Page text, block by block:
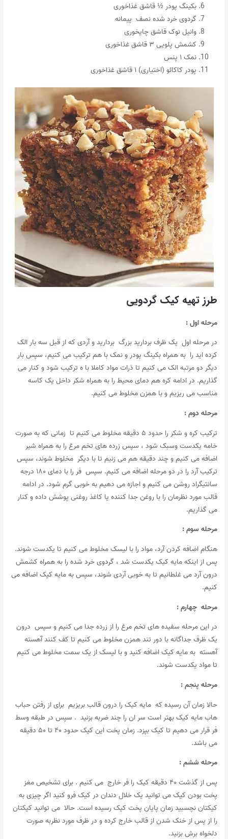
بکینگ پودر ½ قاشق غذاخوری
گردوی خرد شده نصف پیمانه
وانیل نوک قاشق چایخوری
کشمش پلویی ۳ قاشق غذاخوری
نمک ۱ پنس
پودر کاکائو (اختیاری) ۱ قاشق غذاخوری
طرز تهیه کیک گردویی
مرحله اول :
در مرحله اول یک ظرف بردارید بزرگ بردارید و آردی که از قبل سه بار الک
کرده اید را به همراه بکینگ پودر و نمک با هم ترکیب می کنیم، سپس بار
دیگر دو مرتبه الک می کنیم تا ذرات مواد کاملا با ه ترکیب شود و کنار می
گذاریم. در ادامه کره هم دمای محیط را به همراه شکر داخل یک کاسه
مناسب می ریزیم و با همزن مخلوط می کنیم.
مرحله دوم :
ترکیب کره و شکر را حدود ۵ دقیقه مخلوط می کنیم تا زمانی که به صورت
خامه یکدست وسبک شود ، سپس زرده های تخم مرغ را به همراه شیر
اضافه می کنیم و چند دقیقه هم می زنیم تا با دیگر مخلوط شوند، سپس
ترکیب آرد را در دو مرحله اضافه می کنیم. سپس
فر را با دمای ۱۸۰ درجه
سانتیگراد روشن می کنیم و اجازه می دهیم به خوبی گرم شود. در ادامه
قالب مورد نظرمان را با روغن جدا کننده یا کاغذ روغنی پوشش داده و کنار
می گذاریم.
مرحله سوم :
هنگام اضافه کردن آرد، مواد را با لیسک مخلوط می کنیم تا یکدست شوند.
پس از اینکه مایه کیک یکدست شد ، گردوی خرد شده را به همراه کشمش
درون آرد می غلطانیم تا به خوبی آردی شوند، سپس به مایه کیک اضافه می
کنیم.
مرحله چهارم :
در این مرحله سفیده های تخم مرغ را از زرده جدا می کنیم و سپس درون
یک ظرف جداگانه با دور تند همزن مخلوط می کنیم تا کف کنند آهسته
آهسته به مایه کیک اضافه کنید و با لیسک از یک سمت مخلوط می کنیم
تا مواد یکدست شوند.
مرحله پنجم :
حالا زمان آن رسیده که مایه کیک را درون قالب بریزیم برای از رفتن حباب
هاب مایه کیک بهتر است سر ان را چند ضربه بزنید . سپس در طبقه وسط
فر قرار می دهیم تا کیک بپزد. زمان پخت این کیک حدود ۴۰ تا ۵۰ دقیقه
می باشد.
مرحله ششم:
پس از گذشت ۴۰ دقیقه کیک را فر خارج می کنیم . برای تشخیص مغز
پخت بودن کیک می توانید یک خلال دندان در کیک فرو کنید اگر چیزی به
کیکتان نچسبید زمان پایان پخت کیک رسیده است. حالا می توانید کیکتان
را از پس از خنک شدن از قالب خارج کرده و در ظرف مورد نظربه صورت
دلخواه برش بزنید.